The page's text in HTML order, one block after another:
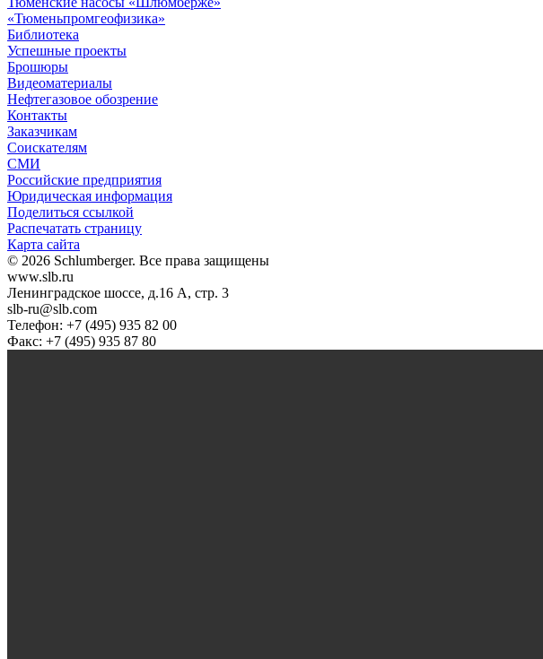
«Тюменьпромгеофизика»
Библиотека
Успешные проекты
Брошюры
Видеоматериалы
Нефтегазовое обозрение
Контакты
Заказчикам
Соискателям
СМИ
Российские предприятия
Юридическая информация
Поделиться ссылкой
Распечатать страницу
Карта сайта
© 2026 Schlumberger. Все права защищены
www.slb.ru
Ленинградское шоссе, д.16 А, стр. 3
slb-ru@slb.com
Телефон: +7 (495) 935 82 00
Факс: +7 (495) 935 87 80